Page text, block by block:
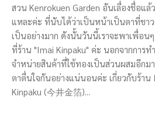
สวน Kenrokuen Garden อันเลื่องชื่อแล้
แหละค่ะ ที่นับได้ว่าเป็นหน้าเป็นตาที่ชา
เป็นอย่างมาก ดังนั้นวันนี้เราจะพาเพื่อน
ที่ร้าน "Imai Kinpaku" ค่ะ นอกจากการท
จำหน่ายสินค้าที่ใช้ทองเป็นส่วนผสมอีกม
ตาตื่นใจกันอย่างแน่นอนค่ะ เกี่ยวกับร้าน
Kinpaku (今井金箔)...